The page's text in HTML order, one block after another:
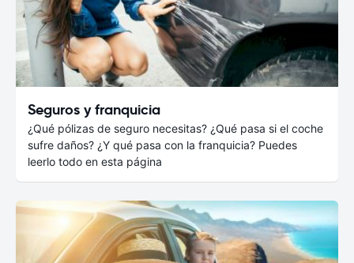
Seguros y franquicia
¿Qué pólizas de seguro necesitas? ¿Qué pasa si el coche
sufre daños? ¿Y qué pasa con la franquicia? Puedes
leerlo todo en esta página